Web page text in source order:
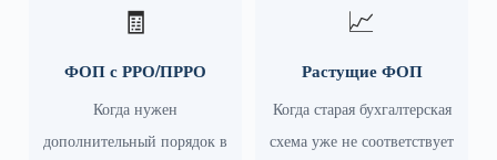
🧾
ФОП с РРО/ПРРО
Когда нужен
дополнительный порядок в
📈
Растущие ФОП
Когда старая бухгалтерская
схема уже не соответствует